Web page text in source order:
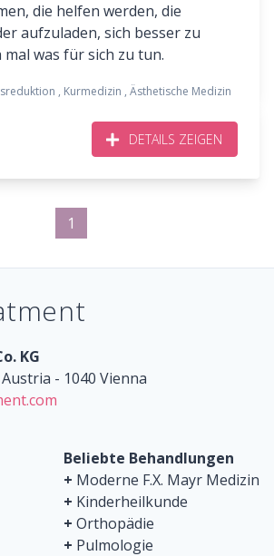
die helfen werden, die
aufzuladen, sich besser zu
was für sich zu tun.
, Kurmedizin , Ästhetische Medizin
DETAILS ZEIGEN
1
KG
- 1040 Vienna
Beliebte Behandlungen
+ Moderne F.X. Mayr Medizin
+ Kinderheilkunde
+ Orthopädie
+ Pulmologie